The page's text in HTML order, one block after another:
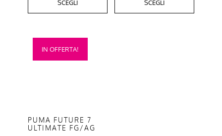
SCEGLI SCEGLI
IN OFFERTA!
PUMA FUTURE 7
ULTIMATE FG/AG
Questo
prodotto
opzioni
possono